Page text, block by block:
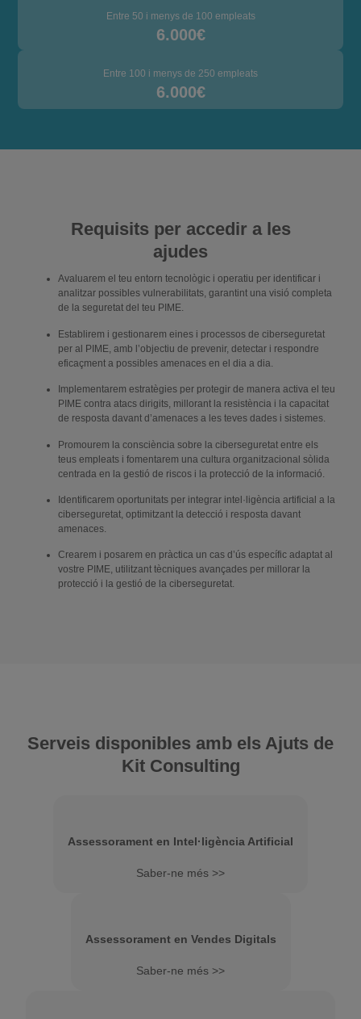
Entre 50 i menys de 100 empleats
6.000€
Entre 100 i menys de 250 empleats
6.000€
Requisits per accedir a les
ajudes
Avaluarem el teu entorn tecnològic i operatiu per identificar i
analitzar possibles vulnerabilitats, garantint una visió completa
de la seguretat del teu PIME.
Establirem i gestionarem eines i processos de ciberseguretat
per al PIME, amb l’objectiu de prevenir, detectar i respondre
eficaçment a possibles amenaces en el dia a dia.
Implementarem estratègies per protegir de manera activa el teu
PIME contra atacs dirigits, millorant la resistència i la capacitat
de resposta davant d’amenaces a les teves dades i sistemes.
Promourem la consciència sobre la ciberseguretat entre els
teus empleats i fomentarem una cultura organitzacional sòlida
centrada en la gestió de riscos i la protecció de la informació.
Identificarem oportunitats per integrar intel·ligència artificial a la
ciberseguretat, optimitzant la detecció i resposta davant
amenaces.
Crearem i posarem en pràctica un cas d’ús específic adaptat al
vostre PIME, utilitzant tècniques avançades per millorar la
protecció i la gestió de la ciberseguretat.
Serveis disponibles amb els Ajuts de
Kit Consulting
Assessorament en Intel·ligència Artificial
Saber-ne més >>
Assessorament en Vendes Digitals
Saber-ne més >>